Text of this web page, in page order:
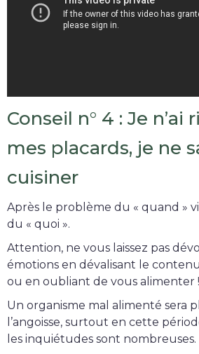
Conseil n° 4 : Je n’ai
mes placards, je ne
cuisiner
Après le problème du « quand »
du « quoi ».
Attention, ne vous laissez pas
émotions en dévalisant le
ou en oubliant de vous alimenter !
Un organisme mal alimenté sera
l’angoisse, surtout en cette
les inquiétudes sont nombreuses.